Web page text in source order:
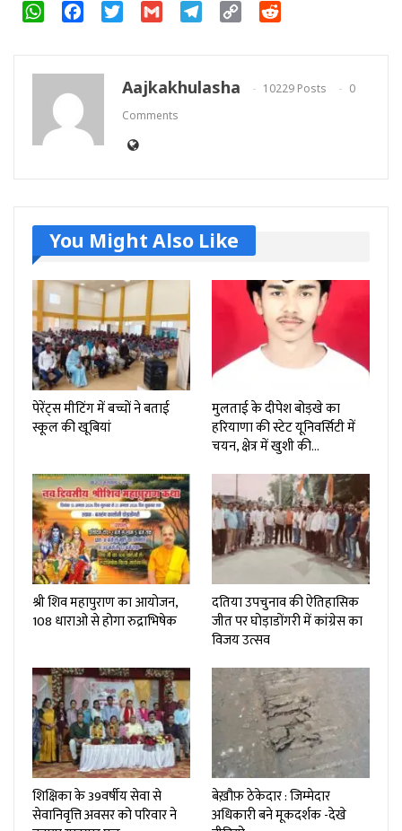
WhatsAppFacebookTwitter Gmail Telegram
Copy
Aajkakhulasha 10229 Posts
0
Comments
You Might Also Like
पेरेंट्स मीटिंग में बच्चों ने बताई
स्कूल की खूबियां
मुलताई के दीपेश बोड़खे का
हरियाणा की स्टेट यूनिवर्सिटी में
चयन, क्षेत्र में खुशी की…
श्री शिव महापुराण का आयोजन,
108 धाराओ से होगा रुद्राभिषेक
दतिया उपचुनाव की ऐतिहासिक
जीत पर घोड़ाडोंगरी में कांग्रेस का
विजय उत्सव
शिक्षिका के 39वर्षीय सेवा से
सेवानिवृत्ति अवसर को परिवार ने
बेख़ौफ़ ठेकेदार : जिम्मेदार
अधिकारी बने मूकदर्शक -देखे